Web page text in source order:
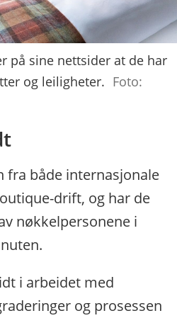
på sine nettsider at de har
og leiligheter. Foto:
fra både internasjonale
drift, og har de
nøkkelpersonene i
i arbeidet med
og prosessen